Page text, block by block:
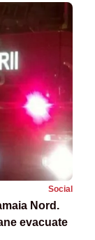
Social
Nord.
evacuate